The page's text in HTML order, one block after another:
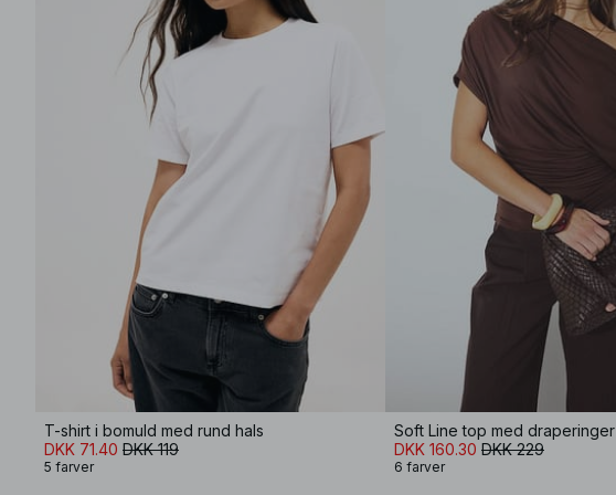
T-shirt i bomuld med rund hals
DKK 71.40 DKK 119
5 farver
Soft Line top med draperinger
DKK 160.30 DKK 229
6 farver